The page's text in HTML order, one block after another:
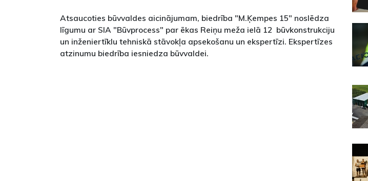
Atsaucoties būvvaldes aicinājumam, biedrība "M.Ķempes 15" noslēdza
līgumu ar SIA "Būvprocess" par ēkas Reiņu meža ielā 12 būvkonstrukciju
un inženiertīklu tehniskā stāvokļa apsekošanu un ekspertīzi. Ekspertīzes
atzinumu biedrība iesniedza būvvaldei.